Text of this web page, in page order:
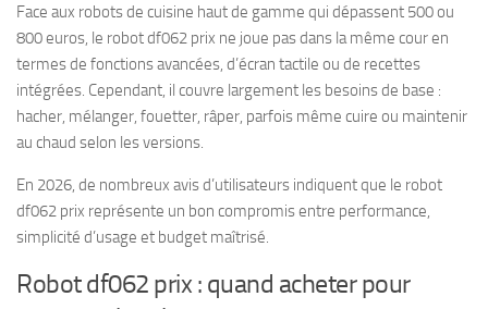
Face aux robots de cuisine haut de gamme qui dépassent 500 ou
800 euros, le robot df062 prix ne joue pas dans la même cour en
termes de fonctions avancées, d’écran tactile ou de recettes
intégrées. Cependant, il couvre largement les besoins de base :
hacher, mélanger, fouetter, râper, parfois même cuire ou maintenir
au chaud selon les versions.
En 2026, de nombreux avis d’utilisateurs indiquent que le robot
df062 prix représente un bon compromis entre performance,
simplicité d’usage et budget maîtrisé.
Robot df062 prix : quand acheter pour